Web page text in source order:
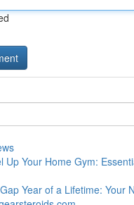
Up Your Home Gym:
Year of a Lifetime: Your